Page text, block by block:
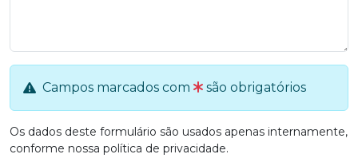
Campos marcados com são obrigatórios
Os dados deste formulário são usados apenas internamente,
conforme nossa política de privacidade.